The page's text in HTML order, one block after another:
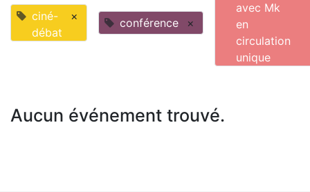
ciné-
débat
× conférence ×
avec Mk
en
circulation
unique
Aucun événement trouvé.